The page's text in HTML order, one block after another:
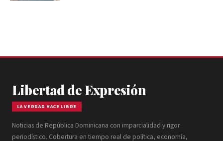
Libertad de Expresión
LA VERDAD HACE LIBRE
Noticias de República Dominicana con imparcialidad y rigor
periodístico. Cobertura en tiempo real de política, economía,